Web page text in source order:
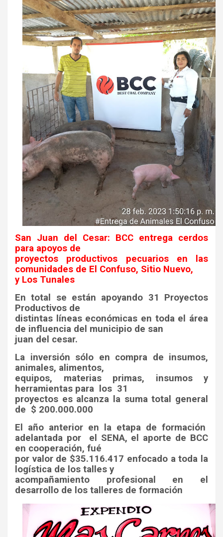
San Juan del Cesar: BCC entrega cerdos
para apoyos de
proyectos productivos pecuarios en las
comunidades de El Confuso, Sitio Nuevo,
y Los Tunales
En total se están apoyando 31 Proyectos
Productivos de
distintas líneas económicas en toda el área
de influencia del municipio de san
juan del cesar.
La inversión sólo en compra de insumos,
animales, alimentos,
equipos, materias primas, insumos y
herramientas para
los 31
proyectos es alcanza la suma total general
de $ 200.000.000
El año anterior en la etapa de formación
adelantada por
el SENA, el aporte de BCC
en cooperación, fué
por valor de $35.116.417 enfocado a toda la
logística de los talles y
acompañamiento profesional en el
desarrollo de los talleres de formación